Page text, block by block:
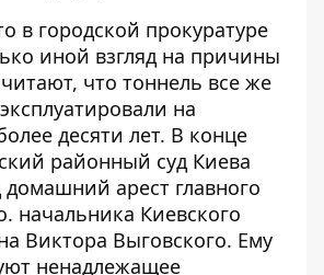
в городской прокуратуре
иной взгляд на причины
что тоннель все же
на
десяти лет. В конце
районный суд Киева
арест главного
начальника Киевского
Виктора Выговского. Ему
ненадлежащее